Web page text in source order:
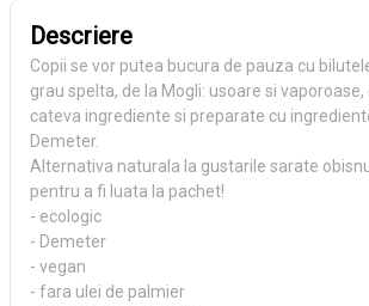
Descriere
Copii se vor putea bucura de pauza cu
grau spelta, de la Mogli: usoare si
cateva ingrediente si preparate cu
Demeter.
Alternativa naturala la gustarile sarate
pentru a fi luata la pachet!
- ecologic
- Demeter
- vegan
- fara ulei de palmier